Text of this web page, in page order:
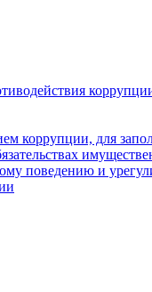
коррупции, для
поведению и